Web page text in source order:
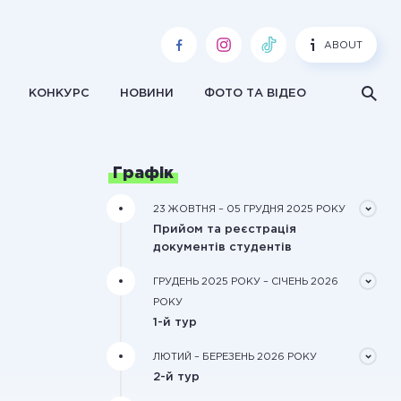
ABOUT
КОНКУРС НОВИНИ ФОТО ТА ВІДЕО
Графік
23 ЖОВТНЯ – 05 ГРУДНЯ 2025 РОКУ
Прийом та реєстрація
документів студентів
ГРУДЕНЬ 2025 РОКУ – СІЧЕНЬ 2026
РОКУ
1-й тур
Обробка зареєстрованих
рекомендаційного та мотиваційного
ЛЮТИЙ – БЕРЕЗЕНЬ 2026 РОКУ
2-й тур